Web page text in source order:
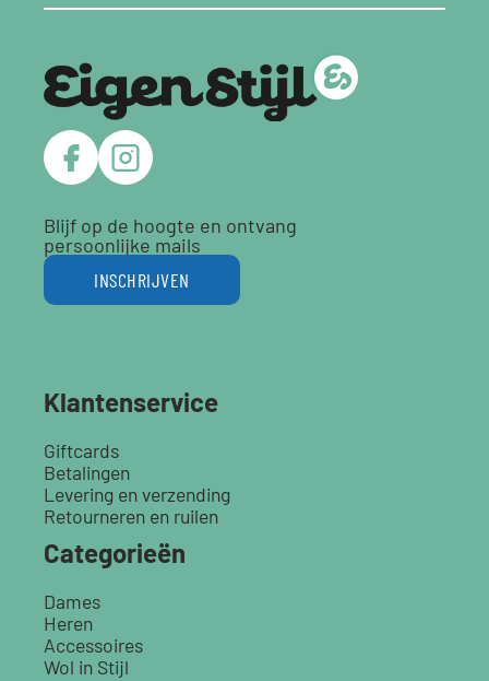
Blijf op de hoogte en ontvang
persoonlijke mails
INSCHRIJVEN
Klantenservice
Giftcards
Betalingen
Levering en verzending
Retourneren en ruilen
Categorieën
Dames
Heren
Accessoires
Wol in Stijl